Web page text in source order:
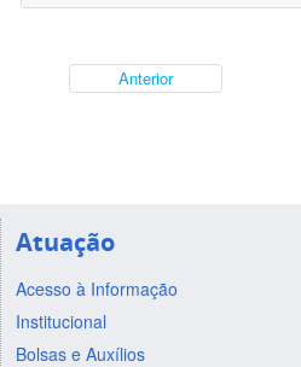
Anterior
Atuação
Acesso à Informação
Institucional
Bolsas e Auxílios